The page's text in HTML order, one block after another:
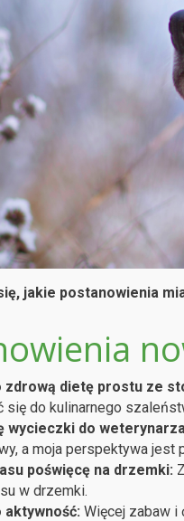
jakie postanowienia
zdrową dietę prostu ze
się do kulinarnego
wycieczki do
a moja perspektywa jest
poświęcę na drzemki:
w drzemki.
aktywność: Więcej zabaw